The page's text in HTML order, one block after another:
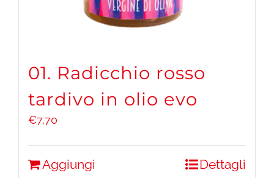
01. Radicchio rosso
tardivo in olio evo
€7,70
Aggiungi Dettagli